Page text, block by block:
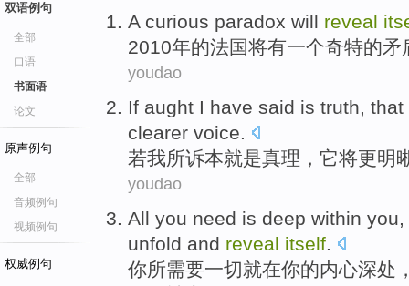
双语例句
全部
口语
书面语
论文
原声例句
全部
音频例句
视频例句
权威例句
A curious paradox will reveal
2010年的法国将有一个奇特的矛
youdao
If aught I have said is truth, that
clearer voice.
若我所诉本就是真理 ， 它将更明
youdao
All you need is deep within you
unfold and reveal itself
你所需要一切就在你的内心深处